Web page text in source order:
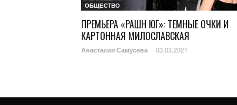
ОБЩЕСТВО
ПРЕМЬЕРА «РАШН ЮГ»: ТЕМНЫЕ ОЧКИ И
КАРТОННАЯ МИЛОСЛАВСКАЯ
Анастасия Самусева - 03.03.2021